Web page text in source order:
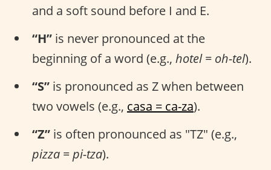
and a soft sound before I and E.
“H” is never pronounced at the
beginning of a word (e.g., hotel = oh-tel).
“S” is pronounced as Z when between
two vowels (e.g., casa = ca-za).
“Z” is often pronounced as "TZ" (e.g.,
pizza = pi-tza).